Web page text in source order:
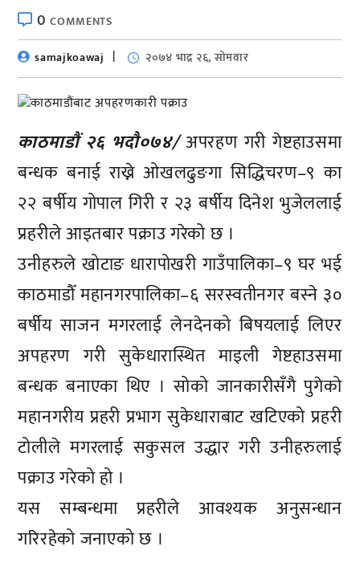
0COMMENTS
samajkoawaj
२०७४ भाद्र २६, सोमवार
काठमाडौं २६ भदाै०७४/अपरहण गरी गेष्टहाउसमा
बन्धक बनाई राख्ने ओखलढुङगा सिद्धिचरण–९ का
२२ बर्षीय गोपाल गिरी र २३ बर्षीय दिनेश भुजेललाई
प्रहरीले आइतबार पक्राउ गरेको छ ।
उनीहरुले खोटाङ धारापोखरी गाउँपालिका–९ घर भई
काठमाडौँ महानगरपालिका–६ सरस्वतीनगर बस्ने ३०
बर्षीय साजन मगरलाई लेनदेनको बिषयलाई लिएर
अपहरण गरी सुकेधारास्थित माइली गेष्टहाउसमा
बन्धक बनाएका थिए । सोको जानकारीसँगै पुगेको
महानगरीय प्रहरी प्रभाग सुकेधाराबाट खटिएको प्रहरी
टोलीले मगरलाई सकुसल उद्धार गरी उनीहरुलाई
पक्राउ गरेको हो ।
यस सम्बन्धमा प्रहरीले आवश्यक अनुसन्धान
गरिरहेको जनाएको छ ।